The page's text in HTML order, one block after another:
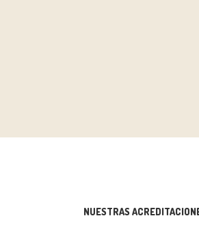
NUESTRAS